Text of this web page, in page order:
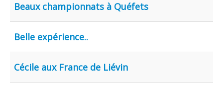
Beaux championnats à Quéfets
Belle expérience..
Cécile aux France de Liévin